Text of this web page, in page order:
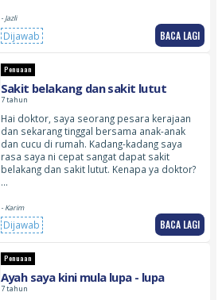
- Jazli
Dijawab BACA LAGI
Penuaan
Sakit belakang dan sakit lutut
7 tahun
Hai doktor, saya seorang pesara kerajaan
dan sekarang tinggal bersama anak-anak
dan cucu di rumah. Kadang-kadang saya
rasa saya ni cepat sangat dapat sakit
belakang dan sakit lutut. Kenapa ya doktor?
…
- Karim
Dijawab BACA LAGI
Penuaan
Ayah saya kini mula lupa - lupa
7 tahun